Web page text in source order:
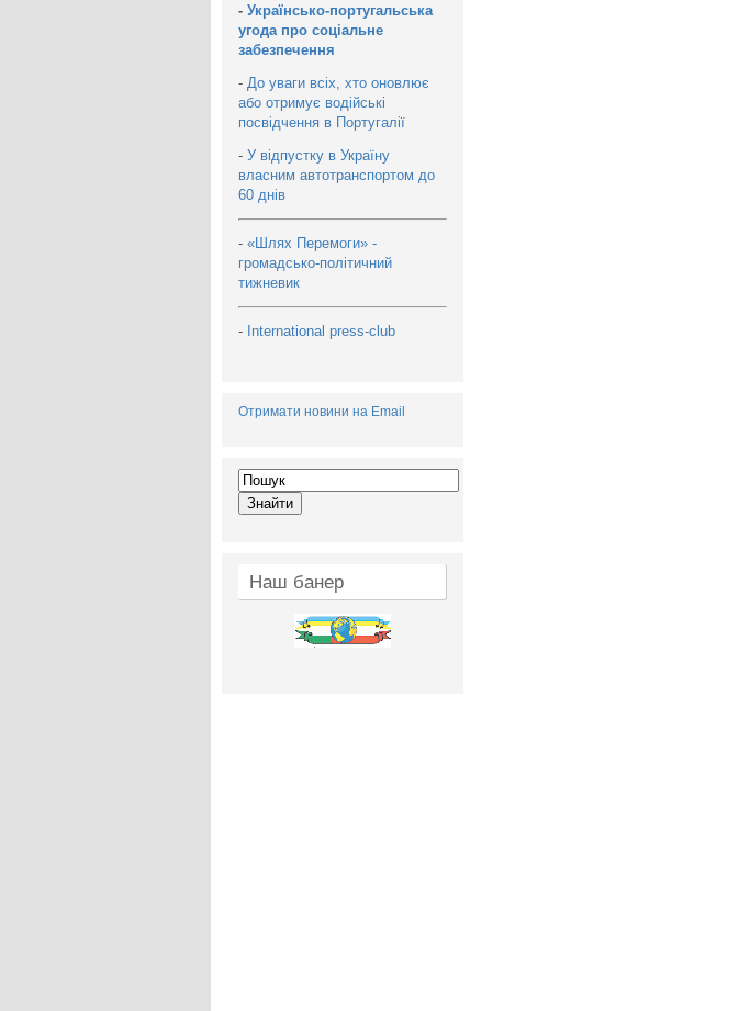
- Українсько-португальська
угода про соціальне
забезпечення
- До уваги всіх, хто оновлює
або отримує водійські
посвідчення в Португалії
- У відпустку в Україну
власним автотранспортом до
60 днів
- «Шлях Перемоги» -
громадсько-політичний
тижневик
- International press-club
Отримати новини на Email
Наш банер